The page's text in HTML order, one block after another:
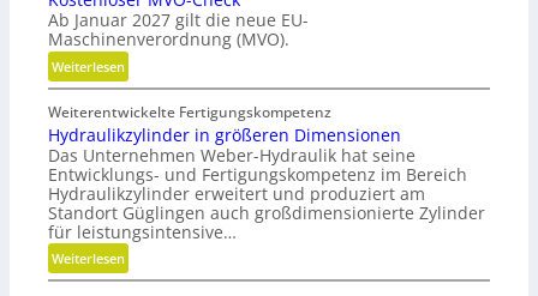
a
c
h
h
l
t
i
g
e
W
e
r
i
d
e
G
r
e
i
f
e
r
l
Ab Januar 2027 gilt die neue EU-
Maschinenverordnung (MVO).
Weiterlesen:
K
o
s
t
e
n
l
o
s
Weiterentwickelte Fertigungskompetenz
Hydraulikzylinder in größeren Dimensionen
Das Unternehmen Weber-Hydraulik hat seine
Entwicklungs- und Fertigungskompetenz im Bereich
Hydraulikzylinder erweitert und produziert am
Standort Güglingen auch großdimensionierte Zylinder
für leistungsintensive…
Weiterlesen:
H